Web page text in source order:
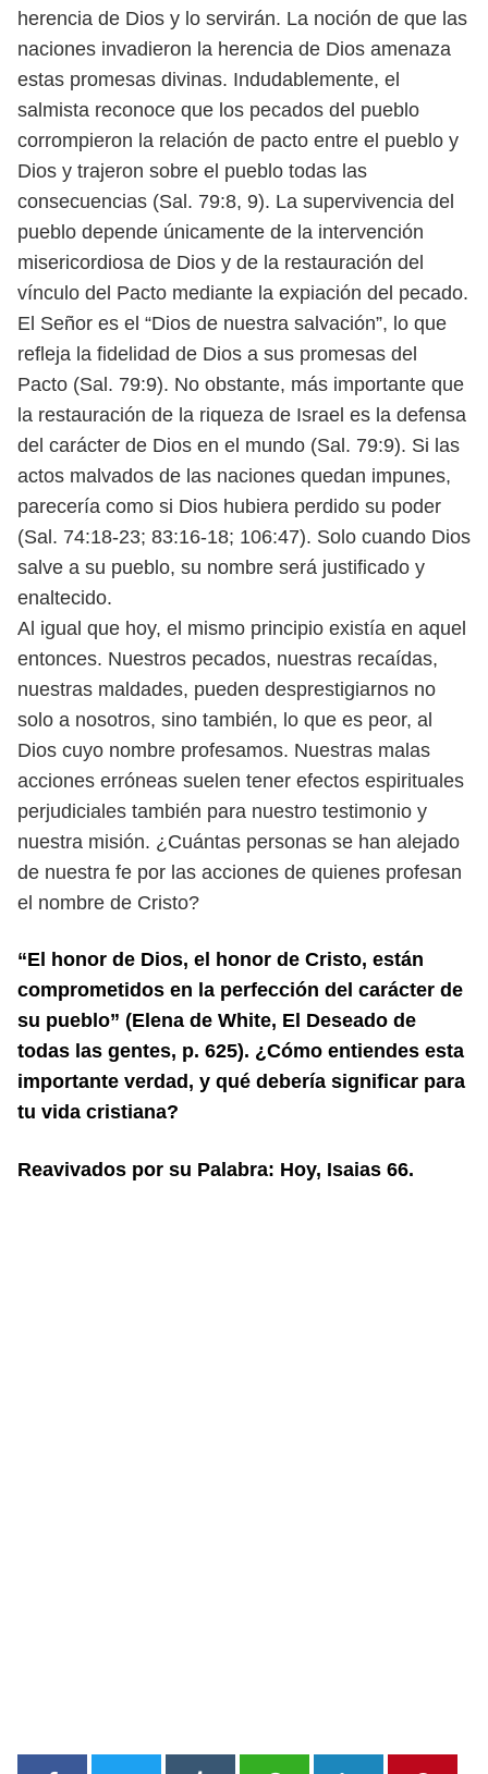
herencia de Dios y lo servirán. La noción de que las
naciones invadieron la herencia de Dios amenaza
estas promesas divinas. Indudablemente, el
salmista reconoce que los pecados del pueblo
corrompieron la relación de pacto entre el pueblo y
Dios y trajeron sobre el pueblo todas las
consecuencias (Sal. 79:8, 9). La supervivencia del
pueblo depende únicamente de la intervención
misericordiosa de Dios y de la restauración del
vínculo del Pacto mediante la expiación del pecado.
El Señor es el “Dios de nuestra sal vación”, lo que
refleja la fidelidad de Dios a sus promesas del
Pacto (Sal. 79:9). No obstante, más importante que
la restauración de la riqueza de Israel es la defensa
del carácter de Dios en el mundo (Sal. 79:9). Si las
actos malvados de las naciones quedan impunes,
parecería como si Dios hubiera perdido su poder
(Sal. 74:18-23; 83:16-18; 106:47). Solo cuando Dios
salve a su pueblo, su nombre será justificado y
enaltecido.
Al igual que hoy, el mismo principio existía en aquel
entonces. Nuestros pecados, nuestras recaídas,
nuestras maldades, pueden desprestigiarnos no
solo a nosotros, sino también, lo que es peor, al
Dios cuyo nombre profesamos. Nuestras malas
acciones erróneas suelen tener efectos espirituales
perjudiciales también para nuestro testimonio y
nuestra misión. ¿Cuántas personas se han alejado
de nuestra fe por las acciones de quienes profesan
el nombre de Cristo?
“El honor de Dios, el honor de Cristo, están
comprometidos en la perfección del carácter de
su pueblo” (Elena de White, El Deseado de
todas las gentes, p. 625). ¿Cómo entiendes esta
importante verdad, y qué debería significar para
tu vida cristiana?
Reavivados por su Palabra: Hoy, Isaias 66.